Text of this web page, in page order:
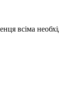
всіма